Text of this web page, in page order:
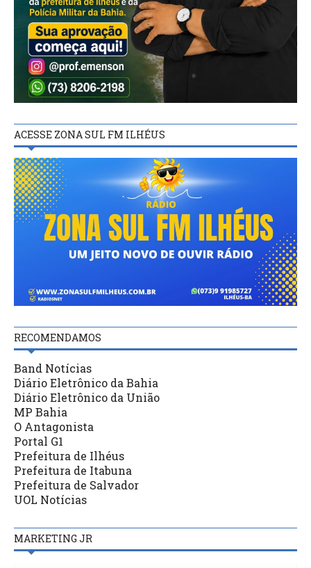
ACESSE ZONA SUL FM ILHÉUS
RECOMENDAMOS
Band Notícias
Diário Eletrônico da Bahia
Diário Eletrônico da União
MP Bahia
O Antagonista
Portal G1
Prefeitura de Ilhéus
Prefeitura de Itabuna
Prefeitura de Salvador
UOL Notícias
MARKETING JR